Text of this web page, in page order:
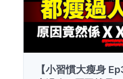
【小習慣大瘦身